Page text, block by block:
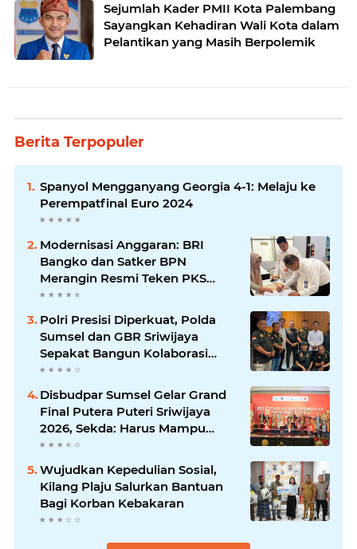
Sejumlah Kader PMII Kota Palembang
Sayangkan Kehadiran Wali Kota dalam
Pelantikan yang Masih Berpolemik
Berita Terpopuler
Spanyol Mengganyang Georgia 4-1: Melaju ke
Perempatfinal Euro 2024
Modernisasi Anggaran: BRI
Bangko dan Satker BPN
Merangin Resmi Teken PKS
Penerbitan KKP
Polri Presisi Diperkuat, Polda
Sumsel dan GBR Sriwijaya
Sepakat Bangun Kolaborasi
untuk Kamtibmas
Disbudpar Sumsel Gelar Grand
Final Putera Puteri Sriwijaya
2026, Sekda: Harus Mampu
Bawa Sumsel Go Internasional
Wujudkan Kepedulian Sosial,
Kilang Plaju Salurkan Bantuan
Bagi Korban Kebakaran